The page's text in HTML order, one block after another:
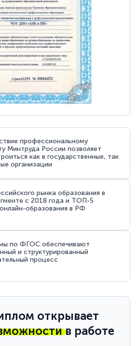
профессиональному
Минтруда России позволяет
как в государственные, так
организации
рынка образования в
с 2018 года и ТОП-5
образования в РФ
по ФГОС обеспечивают
и структурированный
процесс
открывает
в работе